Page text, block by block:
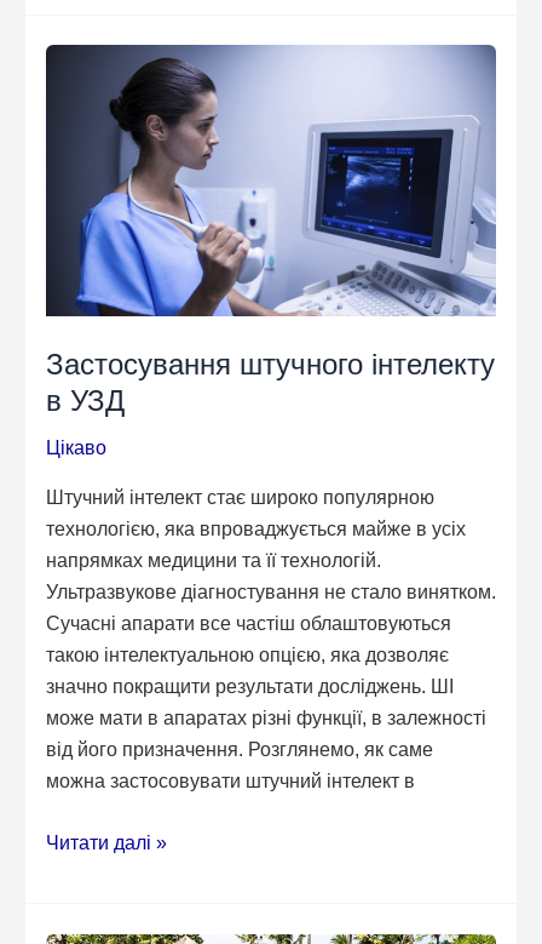
правильний
діагностики
хірургії
Застосування штучного інтелекту
в УЗД
Цікаво
Штучний інтелект стає широко популярною
технологією, яка впроваджується майже в усіх
напрямках медицини та її технологій.
Ультразвукове діагностування не стало винятком.
Сучасні апарати все частіш облаштовуються
такою інтелектуальною опцією, яка дозволяє
значно покращити результати досліджень. ШІ
може мати в апаратах різні функції, в залежності
від його призначення. Розглянемо, як саме
можна застосовувати штучний інтелект в
Застосування
в
Читати далі »